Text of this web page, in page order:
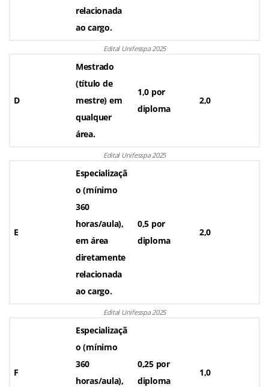
relacionada
ao cargo.
Edital Unifesspa 2025
D
Mestrado
(título de
mestre) em
qualquer
área.
1,0 por
diploma
2,0
Edital Unifesspa 2025
E
Especializaçã
o (mínimo
360
horas/aula),
em área
diretamente
relacionada
ao cargo.
0,5 por
diploma
2,0
Edital Unifesspa 2025
F
Especializaçã
o (mínimo
360
horas/aula),
0,25 por
diploma
1,0